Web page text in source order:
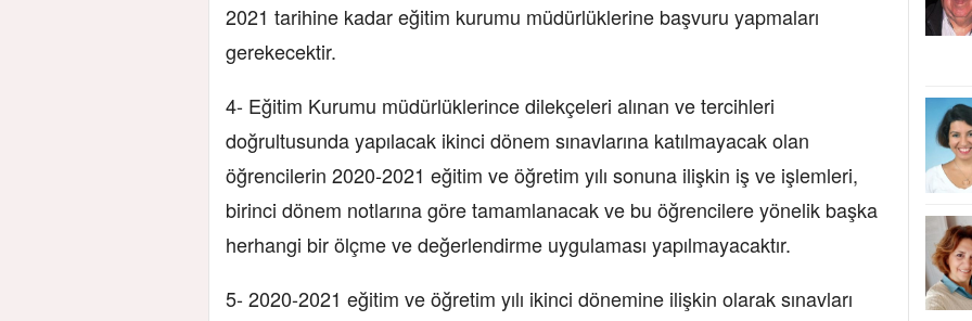
2021 tarihine kadar eğitim kurumu müdürlüklerine başvuru yapmaları
gerekecektir.
4- Eğitim Kurumu müdürlüklerince dilekçeleri alınan ve tercihleri
doğrultusunda yapılacak ikinci dönem sınavlarına katılmayacak olan
öğrencilerin 2020-2021 eğitim ve öğretim yılı sonuna ilişkin iş ve işlemleri,
birinci dönem notlarına göre tamamlanacak ve bu öğrencilere yönelik başka
herhangi bir ölçme ve değerlendirme uygulaması yapılmayacaktır.
5- 2020-2021 eğitim ve öğretim yılı ikinci dönemine ilişkin olarak sınavları